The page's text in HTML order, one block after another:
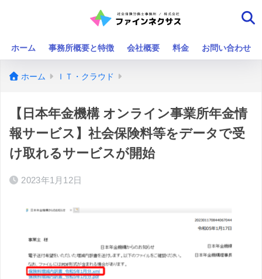
ホーム 事務所概要と特徴 会社概要 料金 お問い合わせ
ホーム ＩＴ・クラウド
【日本年金機構 オンライン事業所年金情
報サービス】社会保険料等をデータで受
け取れるサービスが開始
2023年1月12日